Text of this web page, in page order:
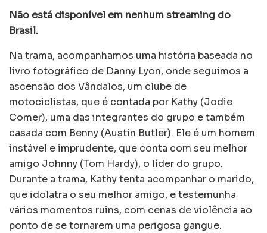
Não está disponível em nenhum streaming do
Brasil.
Na trama, acompanhamos uma história baseada no
livro fotográfico de Danny Lyon, onde seguimos a
ascensão dos Vândalos, um clube de
motociclistas, que é contada por Kathy (Jodie
Comer), uma das integrantes do grupo e também
casada com Benny (Austin Butler). Ele é um homem
instável e imprudente, que conta com seu melhor
amigo Johnny (Tom Hardy), o líder do grupo.
Durante a trama, Kathy tenta acompanhar o marido,
que idolatra o seu melhor amigo, e testemunha
vários momentos ruins, com cenas de violência ao
ponto de se tornarem uma perigosa gangue.